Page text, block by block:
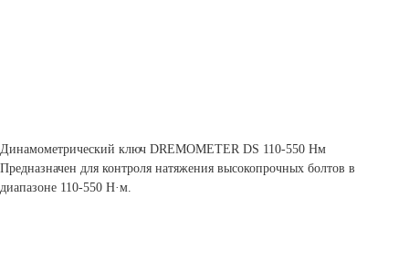
Динамометрический ключ DREMOMETER DS 110-550 Нм
Предназначен для контроля натяжения высокопрочных болтов в
диапазоне 110-550 Н·м.